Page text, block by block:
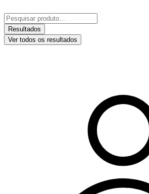
para
o
conteúdo
Pesquisar
...Resultados
Ver todos os resultados